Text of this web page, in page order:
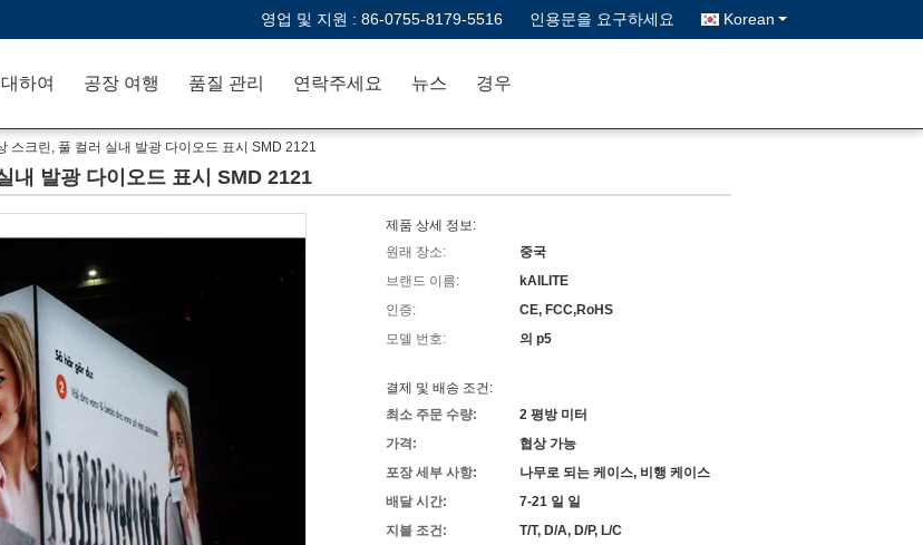
영업 및 지원 : 86-0755-8179-5516 인용문을 요구하세요 Korean
하여 공장 여행 품질 관리 연락주세요 뉴스 경우
스크린, 풀 컬러 실내 발광 다이오드 표시 SMD 2121
내 발광 다이오드 표시 SMD 2121
제품 상세 정보:
원래 장소:
중국
브랜드 이름:
kAILITE
인증:
CE, FCC,RoHS
모델 번호:
의 p5
결제 및 배송 조건:
최소 주문 수량:
2 평방 미터
가격:
협상 가능
포장 세부 사항:
나무로 되는 케이스, 비행 케이스
배달 시간:
7-21 일 일
지불 조건:
T/T, D/A, D/P, L/C